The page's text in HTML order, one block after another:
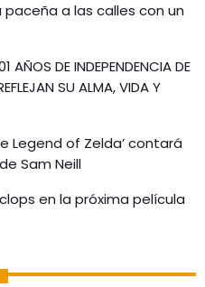
a las calles con un
AÑOS DE INDEPENDENCIA DE
SU ALMA, VIDA Y
Legend of Zelda’ contará
Sam Neill
en la próxima película